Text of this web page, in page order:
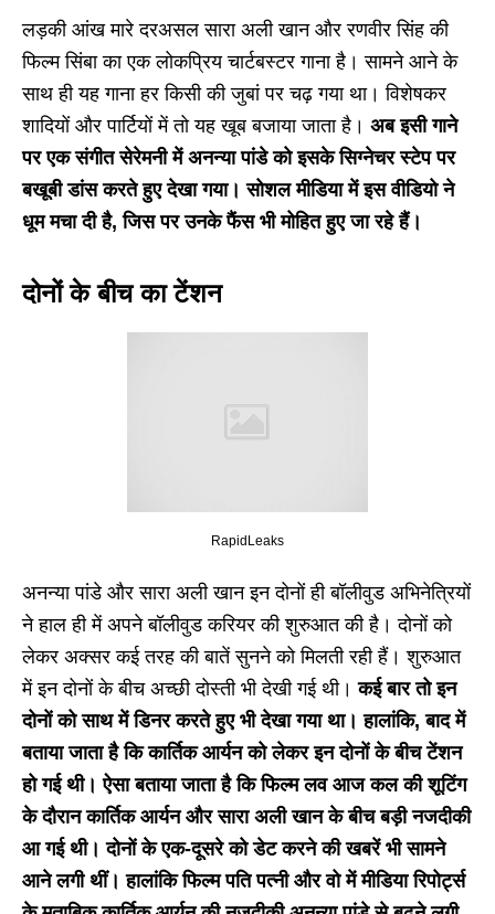
लड़की आंख मारे दरअसल सारा अली खान और रणवीर सिंह की
फिल्म सिंबा का एक लोकप्रिय चार्टबस्टर गाना है। सामने आने के
साथ ही यह गाना हर किसी की जुबां पर चढ़ गया था। विशेषकर
शादियों और पार्टियों में तो यह खूब बजाया जाता है। अब इसी गाने
पर एक संगीत सेरेमनी में अनन्या पांडे को इसके सिग्नेचर स्टेप पर
बखूबी डांस करते हुए देखा गया। सोशल मीडिया में इस वीडियो ने
धूम मचा दी है, जिस पर उनके फैंस भी मोहित हुए जा रहे हैं।
दोनों के बीच का टेंशन
RapidLeaks
अनन्या पांडे और सारा अली खान इन दोनों ही बॉलीवुड अभिनेत्रियों
ने हाल ही में अपने बॉलीवुड करियर की शुरुआत की है। दोनों को
लेकर अक्सर कई तरह की बातें सुनने को मिलती रही हैं। शुरुआत
में इन दोनों के बीच अच्छी दोस्ती भी देखी गई थी।कई बार तो इन
दोनों को साथ में डिनर करते हुए भी देखा गया था। हालांकि, बाद में
बताया जाता है कि कार्तिक आर्यन को लेकर इन दोनों के बीच टेंशन
हो गई थी। ऐसा बताया जाता है कि फिल्म लव आज कल की शूटिंग
के दौरान कार्तिक आर्यन और सारा अली खान के बीच बड़ी नजदीकी
आ गई थी। दोनों के एक-दूसरे को डेट करने की खबरें भी सामने
आने लगी थीं। हालांकि फिल्म पति पत्नी और वो में मीडिया रिपोर्ट्स